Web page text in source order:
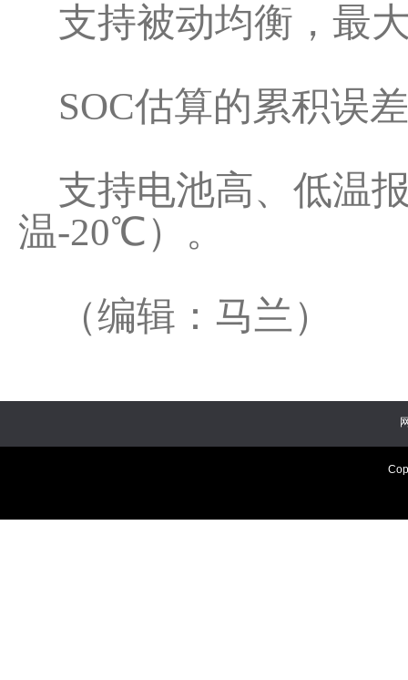
支持被动均衡，最
SOC估算的累积误
支持电池高、低温
温-20℃）。
（编辑：马兰）